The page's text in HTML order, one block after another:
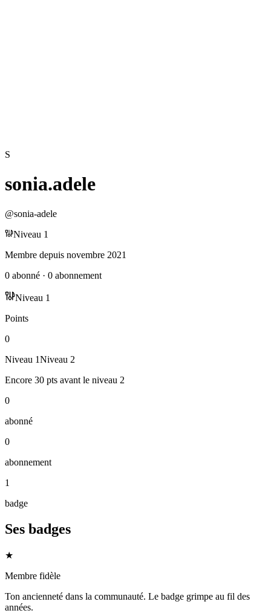
S
sonia.adele
@sonia-adele
Niveau 1
Membre depuis novembre 2021
0 abonné · 0 abonnement
Niveau 1
Points
0
Niveau 1Niveau 2
Encore 30 pts avant le niveau 2
0
abonné
0
abonnement
1
badge
Ses badges
★
Membre fidèle
Ton ancienneté dans la communauté. Le badge grimpe au fil des
années.